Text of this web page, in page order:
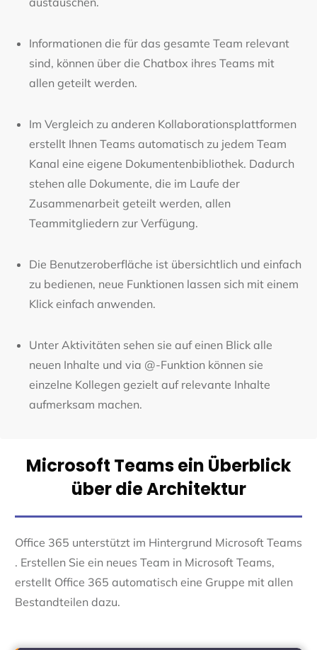
Informationen die für das gesamte Team relevant
sind, können über die Chatbox ihres Teams mit
allen geteilt werden.
Im Vergleich zu anderen Kollaborationsplattformen
erstellt Ihnen Teams automatisch zu jedem Team
Kanal eine eigene Dokumentenbibliothek. Dadurch
stehen alle Dokumente, die im Laufe der
Zusammenarbeit geteilt werden, allen
Teammitgliedern zur Verfügung.
Die Benutzeroberfläche ist übersichtlich und einfach
zu bedienen, neue Funktionen lassen sich mit einem
Klick einfach anwenden.
Unter Aktivitäten sehen sie auf einen Blick alle
neuen Inhalte und via @-Funktion können sie
einzelne Kollegen gezielt auf relevante Inhalte
aufmerksam machen.
Microsoft Teams ein Überblick
über die Architektur
Office 365 unterstützt im Hintergrund Microsoft Teams
. Erstellen Sie ein neues Team in Microsoft Teams,
erstellt Office 365 automatisch eine Gruppe mit allen
Bestandteilen dazu.